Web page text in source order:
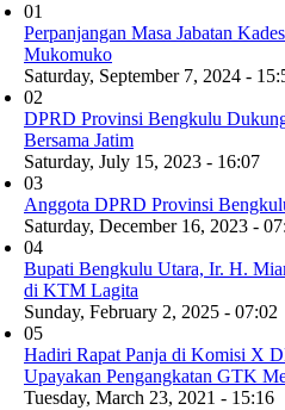
01
Perpanjangan Masa Jabatan
Mukomuko
Saturday, September 7, 2024 -
02
DPRD Provinsi Bengkulu
Bersama Jatim
Saturday, July 15, 2023 - 16:07
03
Anggota DPRD Provinsi
Saturday, December 16, 2023 -
04
Bupati Bengkulu Utara, Ir. H.
di KTM Lagita
Sunday, February 2, 2025 - 07:02
05
Hadiri Rapat Panja di Komisi X
Upayakan Pengangkatan GTK
Tuesday, March 23, 2021 - 15:16